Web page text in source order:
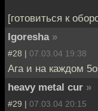
[готовиться к
Igoresha »
#28 | 07.03.04 19:38
Ага и на каждом
heavy metal cur »
#29 | 07.03.04 20:15